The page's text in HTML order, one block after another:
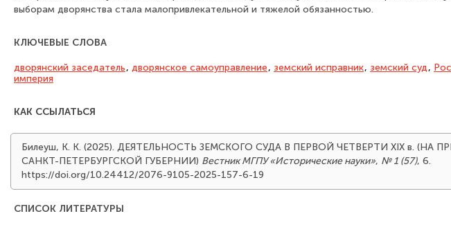
выборам дворянства стала малопривлекательной и тяжелой обязанностью.
КЛЮЧЕВЫЕ СЛОВА
дворянский заседатель, дворянское самоуправление, земский исправник, земский суд,
империя
КАК ССЫЛАТЬСЯ
Билеуш, К. К. (2025). ДЕЯТЕЛЬНОСТЬ ЗЕМСКОГО СУДА В ПЕРВОЙ ЧЕТВЕРТИ XIX в. (НА
САНКТ-ПЕТЕРБУРГСКОЙ ГУБЕРНИИ) Вестник МГПУ «Исторические науки», № 1 (57), 6.
https://doi.org/10.24412/2076-9105-2025-157-6-19
СПИСОК ЛИТЕРАТУРЫ